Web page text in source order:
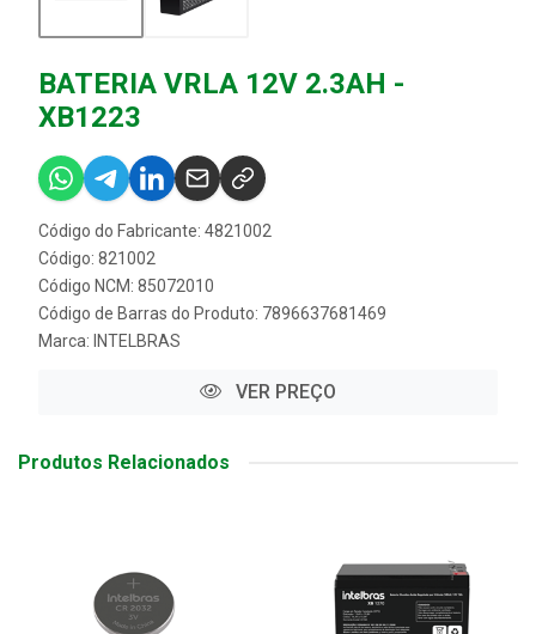
BATERIA VRLA 12V 2.3AH -
XB1223
Código do Fabricante: 4821002
Código: 821002
Código NCM: 85072010
Código de Barras do Produto: 7896637681469
Marca: INTELBRAS
VER PREÇO
Produtos Relacionados